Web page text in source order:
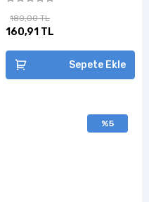
180,00 TL
160,91 TL
Sepete Ekle
%5